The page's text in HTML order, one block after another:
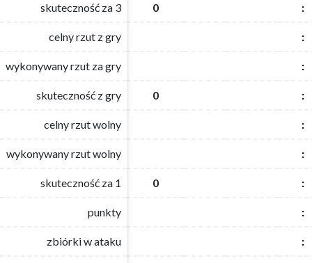
skuteczność za 3 0 :
celny rzut z gry :
wykonywany rzut za gry :
skuteczność z gry 0 :
celny rzut wolny :
wykonywany rzut wolny :
skuteczność za 1 0 :
punkty :
zbiórki w ataku :
skuteczność za 3 0 :
celny rzut z gry :
wykonywany rzut za gry :
skuteczność z gry 0 :
celny rzut wolny :
wykonywany rzut wolny :
skuteczność za 1 0 :
punkty :
zbiórki w ataku :